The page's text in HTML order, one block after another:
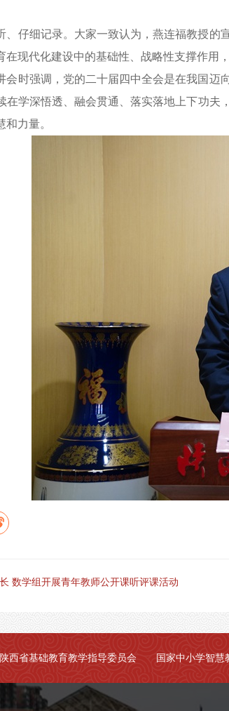
、仔细记录。大家一致认为，燕连福教授
在现代化建设中的基础性、战略性支撑作用
会时强调 ，党的二十届四中全会是在我国
在学深悟透、融会贯通、落实落地上下功
力量。
数学组开展青年教师公开课听评课活动
陕西省基础教育教学指导委员会 国家中小学智慧